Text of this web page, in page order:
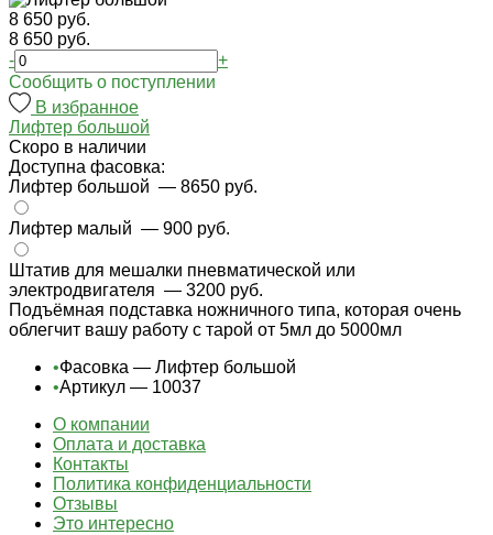
8 650 руб.
8 650 руб.
-
+
Cообщить о поступлении
В избранное
Лифтер большой
Cкоро в наличии
Доступна фасовка:
Лифтер большой — 8650 руб.
Лифтер малый — 900 руб.
Штатив для мешалки пневматической или
электродвигателя — 3200 руб.
Подъёмная подставка ножничного типа, которая очень
облегчит вашу работу с тарой от 5мл до 5000мл
•Фасовка — Лифтер большой
•Артикул — 10037
О компании
Оплата и доставка
Контакты
Политика конфиденциальности
Отзывы
Это интересно